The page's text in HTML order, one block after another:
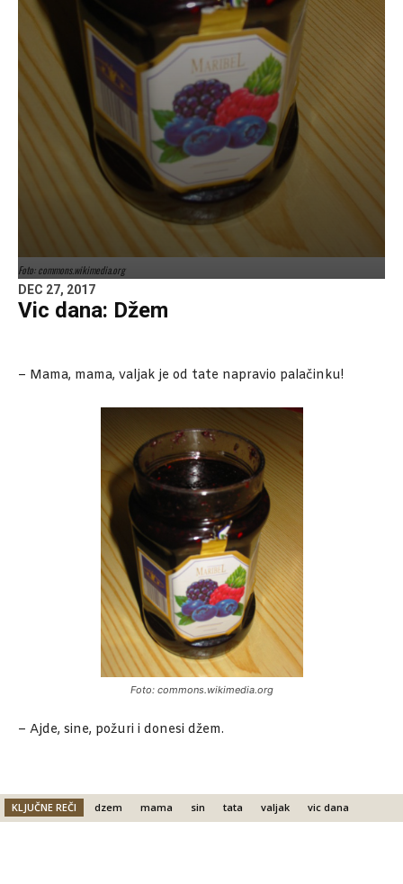
Foto: commons.wikimedia.org
DEC 27, 2017
Vic dana: Džem
– Mama, mama, valjak je od tate napravio palačinku!
Foto: commons.wikimedia.org
– Ajde, sine, požuri i donesi džem.
KLJUČNE REČI dzem mama sin tata valjak vic dana